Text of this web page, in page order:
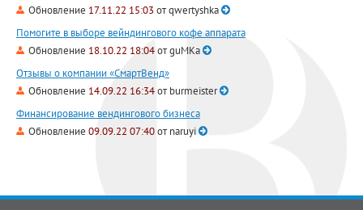
Обновление 17.11.22 15:03 отqwertyshka
Помогите в выборе вейндингового кофе аппарата
Обновление 18.10.22 18:04отguMKa
Отзывы о компании «СмартВенд»
Обновление 14.09.22 16:34отburmeister
Финансирование вендингового бизнеса
Обновление 09.09.22 07:40отnaruyi